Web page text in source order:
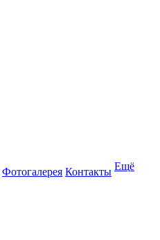
Фотогалерея Контакты Ещё